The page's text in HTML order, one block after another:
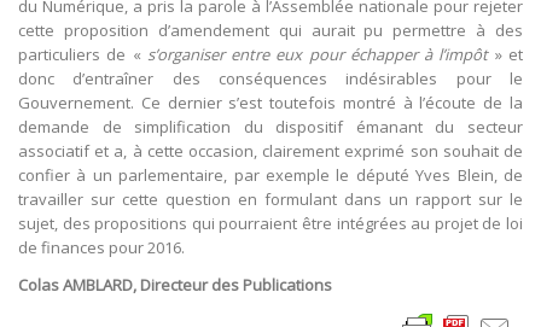
du Numérique, a pris la parole à l’Assemblée nationale pour rejeter
cette proposition d’amendement qui aurait pu permettre à des
particuliers de « s’organiser entre eux pour échapper à l’impôt» et
donc d’entraîner des conséquences indésirables pour le
Gouvernement. Ce dernier s’est toutefois montré à l’écoute de la
demande de simplification du dispositif émanant du secteur
associatif et a, à cette occasion, clairement exprimé son souhait de
confier à un parlementaire, par exemple le député Yves Blein, de
travailler sur cette question en formulant dans un rapport sur le
sujet, des propositions qui pourraient être intégrées au projet de loi
de finances pour 2016.
Colas AMBLARD, Directeur des Publications